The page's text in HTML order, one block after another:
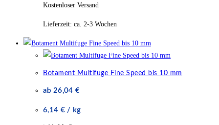
Kostenloser Versand
Lieferzeit: ca. 2-3 Wochen
Botament Multifuge Fine Speed bis 10 mm
ab 26,04 €
6,14 €/ kg